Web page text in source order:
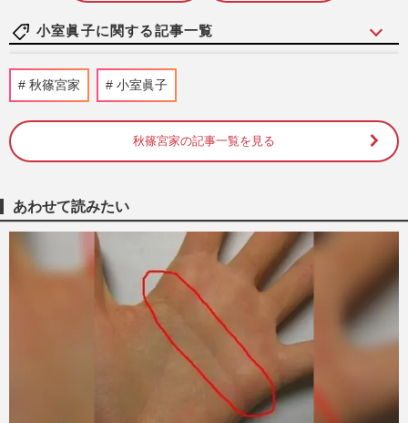
小室眞子に関する記事一覧
《佳子さまの歩み》姉・眞子さんの結婚を
応援した佳子さま「当人の気持ちが重要」
週刊女性2026年7月7日・14日号 2026/6/28
いだ「サステナブルドレス」で式典出席、
気品あふれる“引き算コー…
週刊女性PRIME
陸上自衛隊が公開した“新ロゴ”に「殺意丸
出し」「禍々しくて気持ち悪い」批判殺
到、衝撃の“ドクロ”デザ…
週刊女性PRIME
佳子さま、“いちごワンピ”を大人リメイ
秋篠宮家 小室眞子
秋篠宮家の記事一覧を見る
あわせて読みたい